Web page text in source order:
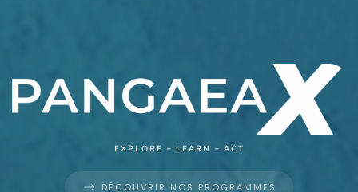
EXPLORE – LEARN – ACT
DÉCOUVRIR NOS PROGRAMMES